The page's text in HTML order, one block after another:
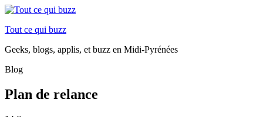
Tout ce qui buzz
Geeks, blogs, applis, et buzz en Midi-Pyrénées
Blog
Plan de relance